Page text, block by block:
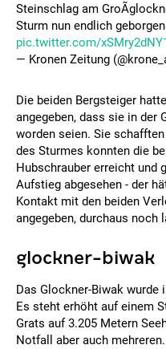
Steinschlag am
Sturm nun endlich
pic.twitter.com/
— Kronen Zeitung
Die beiden Bergsteiger
angegeben, dass sie in der
worden seien. Sie
des Sturmes konnten die
Hubschrauber erreicht und
Aufstieg abgesehen - der
Kontakt mit den beiden
angegeben, durchaus noch
glockner-biwak
Das Glockner-Biwak
Es steht erhöht auf einem
Grats auf 3.205 Metern
Notfall aber auch